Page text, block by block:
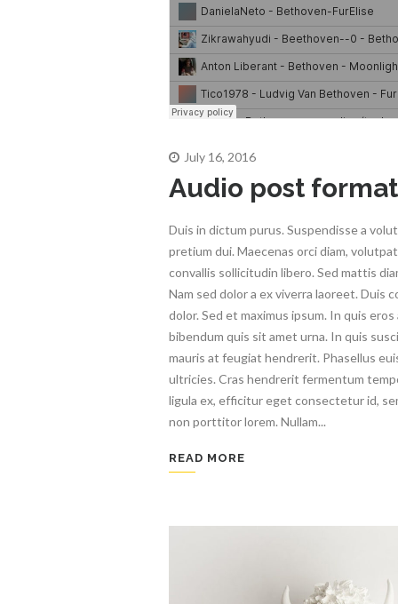
July 16, 2016
Audio post format
Duis in dictum purus. Suspendisse a
pretium dui. Maecenas orci diam,
convallis sollicitudin libero. Sed mattis
Nam sed dolor a ex viverra laoreet. Duis
dolor. Sed et maximus ipsum. In quis eros
bibendum quis sit amet urna. In quis
mauris at feugiat hendrerit. Phasellus
ultricies. Cras hendrerit fermentum
ligula ex, efficitur eget consectetur id,
non porttitor lorem. Nullam...
READ MORE